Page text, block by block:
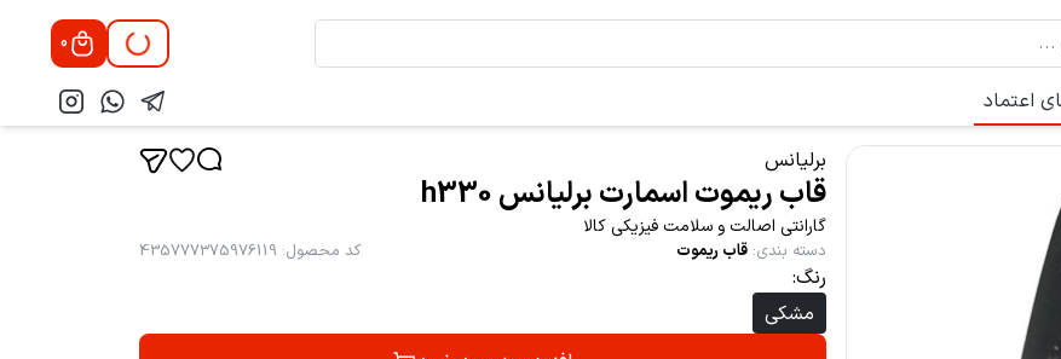
0
اعتماد
برلیانس
قاب ریموت اسمارت برلیانس h330
گارانتی اصالت و سلامت فیزیکی کالا
دسته بندی: قاب ریموت کد محصول:
435777375976119
رنگ:
مشکی